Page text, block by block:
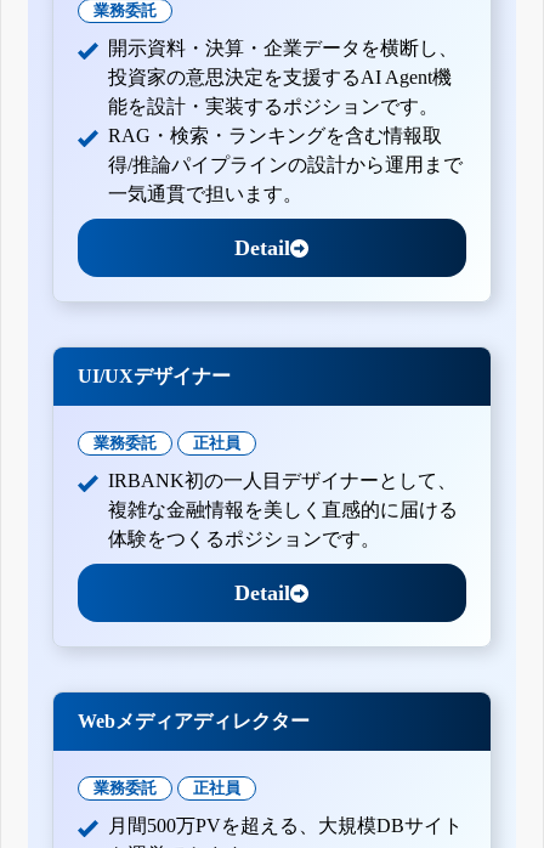
業務委託
開示資料・決算・企業データを横断し、
投資家の意思決定を支援するAI Agent機
能を設計・実装するポジションです。
RAG・検索・ランキングを含む情報取
得/推論パイプラインの設計から運用まで
一気通貫で担います。
Detail
UI/UXデザイナー
業務委託 正社員
IRBANK初の一人目デザイナーとして、
複雑な金融情報を美しく直感的に届ける
体験をつくるポジションです。
Detail
Webメディアディレクター
業務委託 正社員
月間500万PVを超える、大規模DBサイト